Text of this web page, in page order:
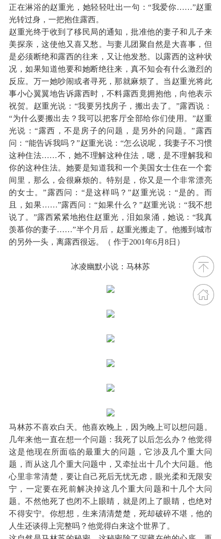
正在淋浴的赵重光，她轻轻吐出一句：“我爱你……”赵重
光转过身，一把抱住露西。
赵重光终于收到了移民局的通知，批准他的妻子和儿子来
美探亲，这使他又喜又愁。与妻儿团聚自然是大喜事，但
是必须断绝和露西的往来，又让他发愁。以露西的这种状
况，如果知道他要和她断绝往来，真不知会有什么激烈的
反应。万一她吵闹或者寻死，那就麻烦了。当赵重光将此
事小心翼翼地告诉露西时，不料露西竟拥抱他，向他表示
祝贺。赵重光说：“我要另找房子，搬出去了。”露西说：
“为什么要搬出去？我可以把客厅全部给你们使用。”赵重
光说：“露西，不是房子的问题，是另外的问题。”露西
问：“能告诉我吗？”赵重光说：“怎么说呢，我妻子不习惯
这种住法……不，她不理解这种住法，嗯，是不理解我和
你的这种住法。她要是知道我和一个美国女士住在一个套
间里，那么，会很麻烦的。特别是，你又是一个非常漂亮
的女士。”露西问：“是这样吗？”赵重光说：“是的。而
且，如果……”露西问：“如果什么？”赵重光说：“我不想
说了。”露西紧紧地抱住赵重光，泪如泉涌，她说：“我真
羡慕你的妻子……”半个月后，赵重光搬走了。他搬到城市
的另外一头，离露西很远。（ 作于2001年6月8日）
冰凌幽默小说：马林苏
马林苏不喜欢白天。他喜欢晚上，因为晚上可以想问题。
几年来他一直在想一个问题：我死了以后怎么办？他觉得
这是他现在所面临的最重大的问题，它涉及几个重大问
题，而从这几个重大问题中，又牵扯出十几个大问题。他
心里非常清楚，要让自己死后无忧无虑，眼光柔和无限安
宁，一定要在死前解决掉这几个重大问题和十几个大问
题。不然他死了也闭不上眼睛，就是闭上了眼睛，也绝对
不得安宁。你想想，生来清清楚楚，死却破碎不堪，他的
人生还谈得上完整吗？他觉得白来这个世界了。